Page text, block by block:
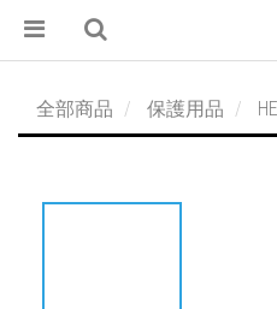
全部商品 保護用品